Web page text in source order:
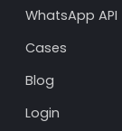
WhatsApp API
Cases
Blog
Login